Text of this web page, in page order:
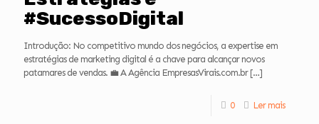
#SucessoDigital
Introdução: No competitivo mundo dos negócios, a expertise em
estratégias de marketing digital é a chave para alcançar novos
patamares de vendas. 💼 A Agência EmpresasVirais.com.br[…]
0 Ler mais